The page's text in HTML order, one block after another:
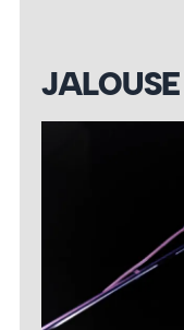
JALOUSE